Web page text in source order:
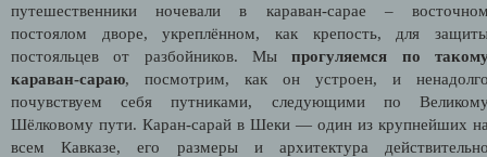
путешественники ночевали в караван-сарае –
постоялом дворе, укреплённом, как крепость, для
постояльцев от разбойников. Мыпрогуляемся по
караван-сараю, посмотрим, как он устроен, и
почувствуем себя путниками, следующими по
Шёлковому пути. Каран-сарай в Шеки — один из крупнейших
всем Кавказе, его размеры и архитектура